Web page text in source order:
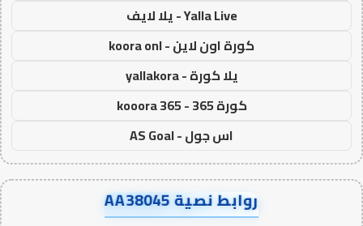
Yalla Live - يلا لايف
كورة اون لاين - koora onl
يلا كورة - yallakora
كورة 365 - kooora 365
اس جول - AS Goal
روابط نصية AA38045